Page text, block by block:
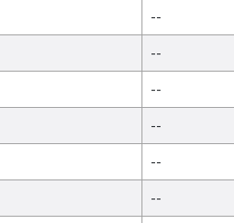
--
--
--
--
--
--